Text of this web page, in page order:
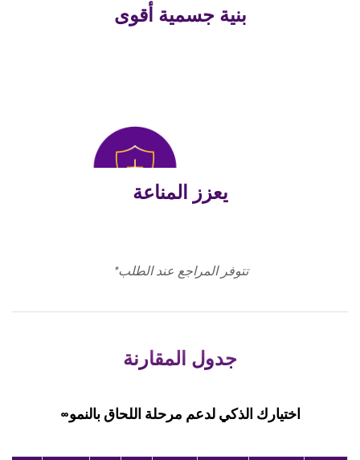
بنية جسمية أقوى
يعزز المناعة
تتوفر المراجع عند الطلب*
جدول المقارنة
اختيارك الذكي لدعم مرحلة اللحاق بالنمو∞